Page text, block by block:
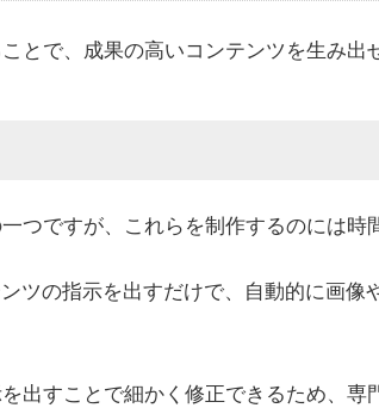
とで、成果の高いコンテンツを生み出
つですが、これらを制作するのには時
ツの指示を出すだけで、自動的に画像
出すことで細かく修正できるため、専